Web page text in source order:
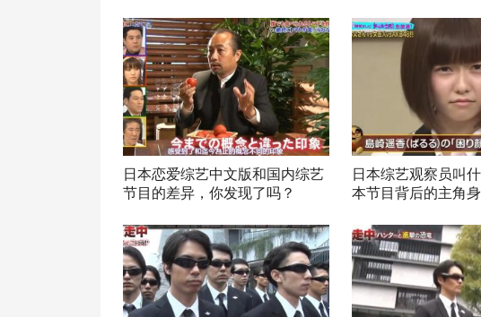
日本恋爱综艺中文版和国内综艺
节目的差异，你发现了吗？
日本综艺观察员叫
本节目背后的主角